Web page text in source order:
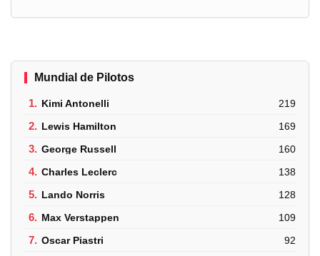
Mundial de Pilotos
1. Kimi Antonelli 219
2. Lewis Hamilton 169
3. George Russell 160
4. Charles Leclerc 138
5. Lando Norris 128
6. Max Verstappen 109
7. Oscar Piastri 92